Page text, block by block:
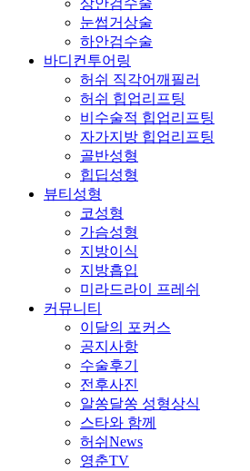
상안검수술
눈썹거상술
하안검수술
바디컨투어링
허쉬 직각어깨필러
허쉬 힙업리프팅
비수술적 힙업리프팅
자가지방 힙업리프팅
골반성형
힙딥성형
뷰티성형
코성형
가슴성형
지방이식
지방흡입
미라드라이 프레쉬
커뮤니티
이달의 포커스
공지사항
수술후기
전후사진
알쏭달쏭 성형상식
스타와 함께
허쉬News
영춘TV